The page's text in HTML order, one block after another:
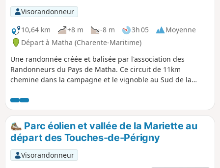
Visorandonneur
10,64 km
+8 m -8 m 3h 05
Moyenne
Départ à Matha (Charente-Maritime)
Une randonnée créée et balisée par l'association des
Randonneurs du Pays de Matha. Ce circuit de 11km
chemine dans la campagne et le vignoble au Sud de la
Parc éolien et vallée de la Mariette au
départ des Touches-de-Périgny
Visorandonneur